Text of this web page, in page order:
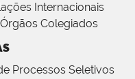
Internacionais
Colegiados
Processos Seletivos